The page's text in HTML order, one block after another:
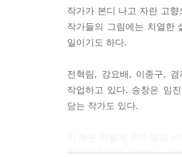
작가가 본디 나고 자란 고
작가들의 그림에는 치열한
일이기도 하다.
전혁림, 강요배, 이종구,
작업하고 있다. 송창은 임
담는 작가도 있다.
작가와 작품을 사랑하는 마